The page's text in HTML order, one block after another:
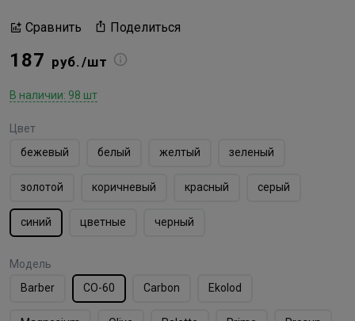
Сравнить Поделиться
187 руб./шт
В наличии: 98 шт
Цвет
бежевый
белый желтый зеленый
золотой коричневый красный серый
синий цветные черный
Модель
Barber
CO-60 Carbon Ekolod